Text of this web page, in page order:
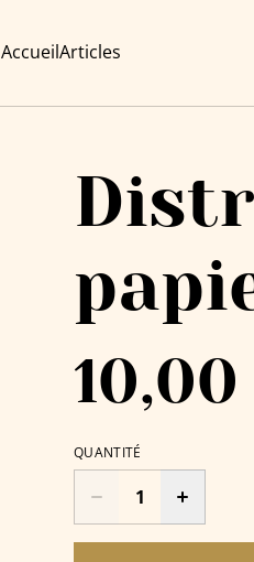
AccueilArticles
QUANTITÉ